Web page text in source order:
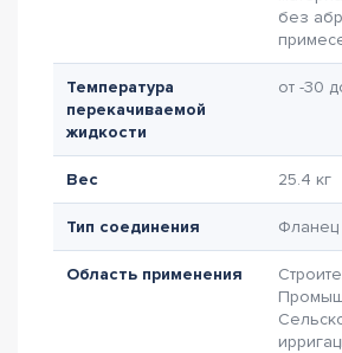
без
Температура
перекачиваемой
жидкости
от -30
Вес 25.4 кг
Тип соединения Фланец
Область применения